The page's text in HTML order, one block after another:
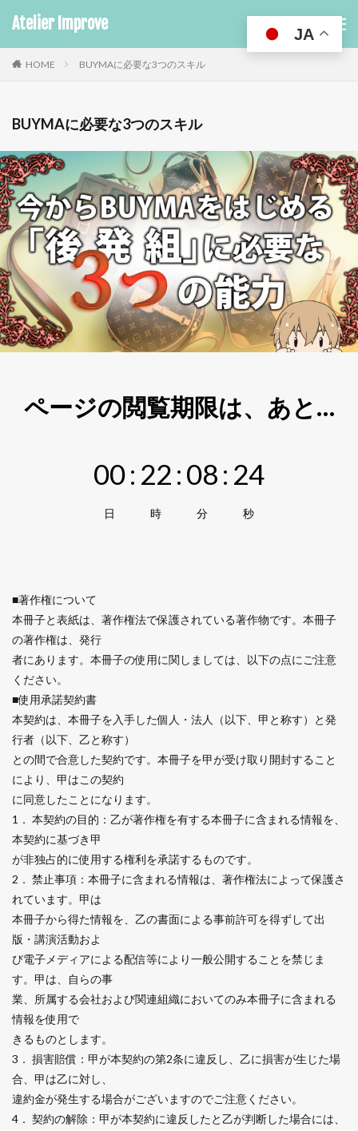
Atelier Improve
HOME BUYMAに必要な3つのスキル
BUYMAに必要な3つのスキル
ページの閲覧期限は、あと…
00
日
: 22
時
:08
分
: 23
秒
■著作権について
本冊子と表紙は、著作権法で保護されている著作物です。本冊子
の著作権は、発行
者にあります。本冊子の使用に関しましては、以下の点にご注意
ください。
■使用承諾契約書
本契約は、本冊子を入手した個人・法人（以下、甲と称す）と発
行者（以下、乙と称す）
との間で合意した契約です。本冊子を甲が受け取り開封すること
により、甲はこの契約
に同意したことになります。
1． 本契約の目的：乙が著作権を有する本冊子に含まれる情報を、
本契約に基づき甲
が非独占的に使用する権利を承諾するものです。
2． 禁止事項：本冊子に含まれる情報は、著作権法によって保護さ
れています。甲は
本冊子から得た情報を、乙の書面による事前許可を得ずして出
版・講演活動およ
び電子メディアによる配信等により一般公開することを禁じま
す。甲は、自らの事
業、所属する会社および関連組織においてのみ本冊子に含まれる
情報を使用で
きるものとします。
3． 損害賠償：甲が本契約の第2条に違反し、乙に損害が生じた場
合、甲は乙に対し、
違約金が発生する場合がございますのでご注意ください。
4． 契約の解除：甲が本契約に違反したと乙が判断した場合には、
JA